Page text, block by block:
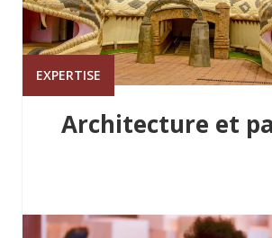
EXPERTISE
Architecture et